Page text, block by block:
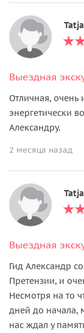
Выездная
Отличная, очень
энергетически
Александру.
2 месяца назад
Выездная
Гид Александр
Претензии, и
Несмотря на то
дней до начала,
нас ждал у